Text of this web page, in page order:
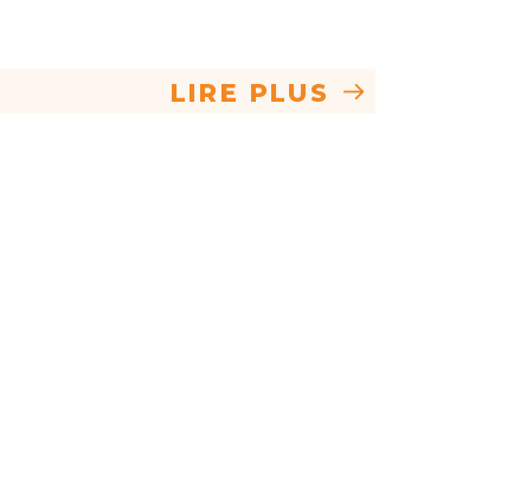
LIRE PLUS